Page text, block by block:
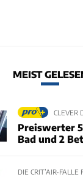
MEIST
CLEVER
Preiswerter
Bad und 2
DIE CRIT’AIR-